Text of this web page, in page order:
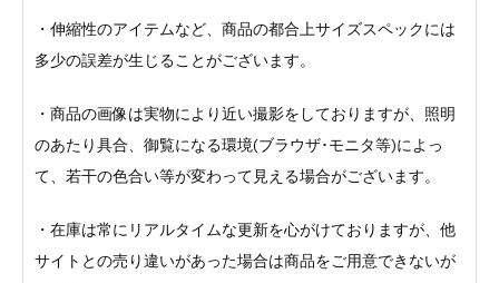
・伸縮性のアイテムなど、商品の都合上サイズスペックには
多少の誤差が生じることがございます。
・商品の画像は実物により近い撮影をしておりますが、照明
のあたり具合、御覧になる環境(ブラウザ･モニタ等)によっ
て、若干の色合い等が変わって見える場合がございます。
・在庫は常にリアルタイムな更新を心がけておりますが、他
サイトとの売り違いがあった場合は商品をご用意できないが